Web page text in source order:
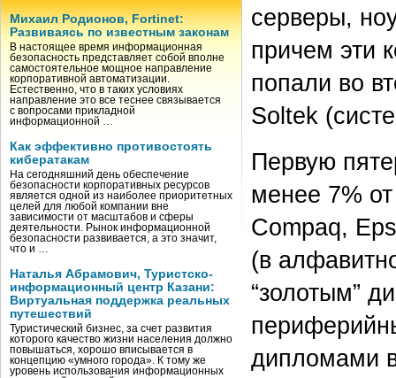
Михаил Родионов, Fortinet:
Развиваясь по известным законам
В настоящее время информационная
безопасность представляет собой вполне
самостоятельное мощное направление
корпоративной автоматизации.
Естественно, что в таких условиях
направление это все теснее связывается
с вопросами прикладной
информационной …
Как эффективно противостоять
кибератакам
На сегодняшний день обеспечение
безопасности корпоративных ресурсов
является одной из наиболее приоритетных
целей для любой компании вне
зависимости от масштабов и сферы
деятельности. Рынок информационной
безопасности развивается, а это значит,
что и …
Наталья Абрамович, Туристско-
информационный центр Казани:
Виртуальная поддержка реальных
путешествий
Туристический бизнес, за счет развития
которого качество жизни населения должно
повышаться, хорошо вписывается в
концепцию «умного города». К тому же
уровень использования информационных
серверы,
причем эти
попали во
Soltek
Первую
менее 7%
Compaq,
(в
“золотым”
дипломами